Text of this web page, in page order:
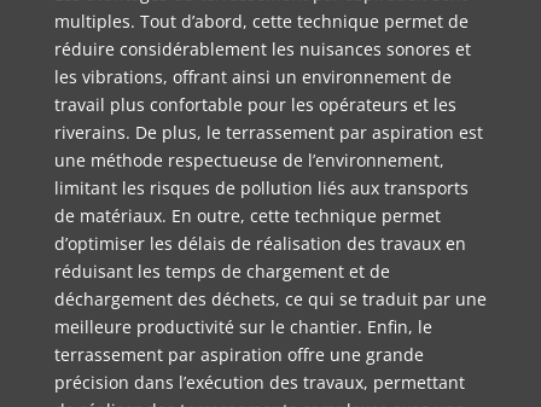
multiples. Tout d’abord, cette technique permet de
réduire considérablement les nuisances sonores et
les vibrations, offrant ainsi un environnement de
travail plus confortable pour les opérateurs et les
riverains. De plus, le terrassement par aspiration est
une méthode respectueuse de l’environnement,
limitant les risques de pollution liés aux transports
de matériaux. En outre, cette technique permet
d’optimiser les délais de réalisation des travaux en
réduisant les temps de chargement et de
déchargement des déchets, ce qui se traduit par une
meilleure productivité sur le chantier. Enfin, le
terrassement par aspiration offre une grande
précision dans l’exécution des travaux, permettant